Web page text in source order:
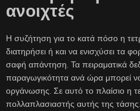
ανοιχτές
Η συζήτηση για το κατά πόσο η
διατηρήσει ή και να ενισχύσει τα
σαφή απάντηση. Τα πειραματικά
παραγωγικότητα ανά ώρα μπορεί
οργάνωσης. Σε αυτό το πλαίσιο η
πολλαπλασιαστής αυτής της τάσης.